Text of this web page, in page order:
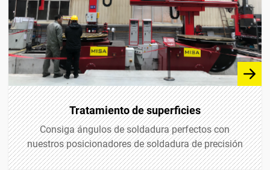
Tratamiento de superficies
Consiga ángulos de soldadura perfectos con
nuestros posicionadores de soldadura de precisión